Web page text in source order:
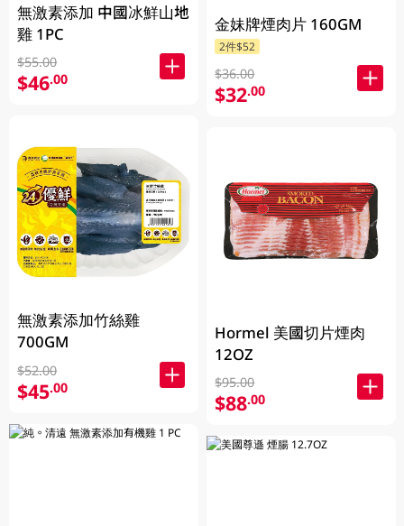
無激素添加 中國冰鮮山地
雞 1PC
$55.00
$46.00
無激素添加竹絲雞
700GM
$52.00
$45.00
金妹牌煙肉片 160GM
2件$52
$36.00
$32.00
Hormel 美國切片煙肉
12OZ
$95.00
$88.00